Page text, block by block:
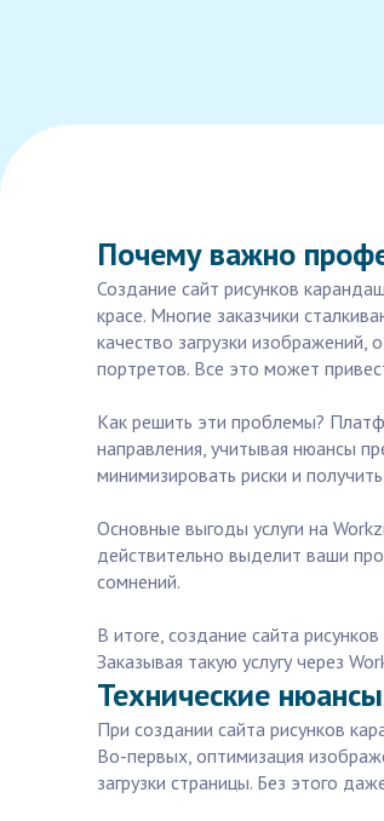
Почему важно
Создание сайт рисунков
красе. Многие заказчики
качество загрузки
портретов. Все это может
Как решить эти проблемы?
направления, учитывая нюансы
минимизировать риски и
Основные выгоды услуги на
действительно выделит ваши
сомнений.
В итоге, создание сайта
Заказывая такую услугу через
Технические
При создании сайта рисунков
Во-первых, оптимизация
загрузки страницы. Без этого